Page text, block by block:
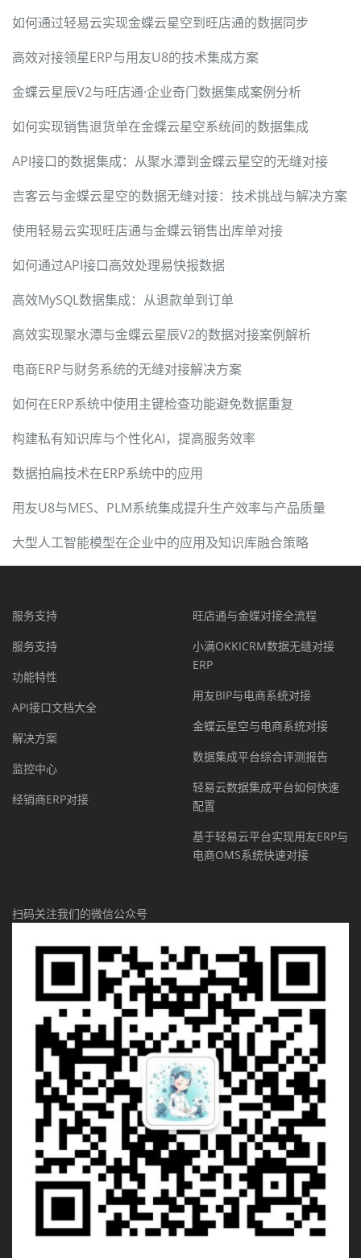
如何通过轻易云实现金蝶云星空到旺店通的数据同步
高效对接领星ERP与用友U8的技术集成方案
金蝶云星辰V2与旺店通·企业奇门数据集成案例分析
如何实现销售退货单在金蝶云星空系统间的数据集成
API接口的数据集成：从聚水潭到金蝶云星空的无缝对接
吉客云与金蝶云星空的数据无缝对接：技术挑战与解决方案
使用轻易云实现旺店通与金蝶云销售出库单对接
如何通过API接口高效处理易快报数据
高效MySQL数据集成：从退款单到订单
高效实现聚水潭与金蝶云星辰V2的数据对接案例解析
电商ERP与财务系统的无缝对接解决方案
如何在ERP系统中使用主键检查功能避免数据重复
构建私有知识库与个性化AI，提高服务效率
数据拍扁技术在ERP系统中的应用
用友U8与MES、PLM系统集成提升生产效率与产品质量
大型人工智能模型在企业中的应用及知识库融合策略
服务支持
服务支持
功能特性
API接口文档大全
解决方案
监控中心
经销商ERP对接
旺店通与金蝶对接全流程
小满OKKICRM数据无缝对接
ERP
用友BIP与电商系统对接
金蝶云星空与电商系统对接
数据集成平台综合评测报告
轻易云数据集成平台如何快速
配置
基于轻易云平台实现用友ERP与
电商OMS系统快速对接
扫码关注我们的微信公众号